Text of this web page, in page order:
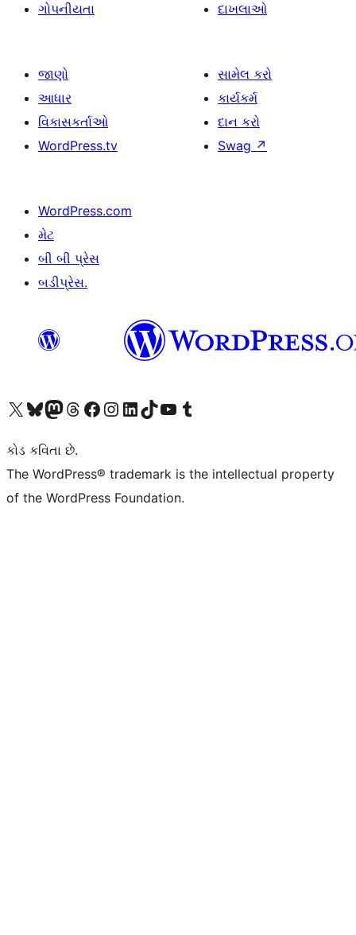
ગોપનીયતા
દાખલાઓ
જાણો
આધાર
વિકાસકર્તાઓ
WordPress.tv
સામેલ કરો
કાર્યકર્મ
દાન કરો
Swag ↗
WordPress.com
મેટ
બી બી પ્રેસ
બડીપ્રેસ.
અમારા X (અગાઉ ટ્વિટર) એકાઉન્ટની મુલાકાત લોઅમારા Bluesky એકાઉન્ટની મુલાકાત લોઅમારા માસ્ટોડોન એકાઉન્ટની મુલાકાત લોઅમારા Threads એકાઉન્ટની મુલાકાત લો અમારા ફેસબુક પેજની મુલાકાત લોઅમારા ઇન્સ્ટાગ્રામ એકાઉન્ટની મુલાકાત લો અમારા LinkedIn એકાઉન્ટની મુલાકાત લોઅમારા TikTok એકાઉન્ટની મુલાકાત લોઅમારી YouTube ચેનલની મુલાકાત લો અમારા Tumblr એકાઉન્ટની મુલાકાત લો
કોડ કવિતા છે.
The WordPress® trademark is the intellectual property
of the WordPress Foundation.